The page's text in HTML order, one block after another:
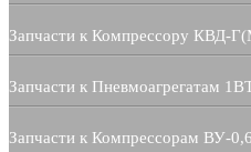
Запчасти к Компрессору КВД-
Запчасти к Пневмоагрегатам
Запчасти к Компрессорам ВУ-